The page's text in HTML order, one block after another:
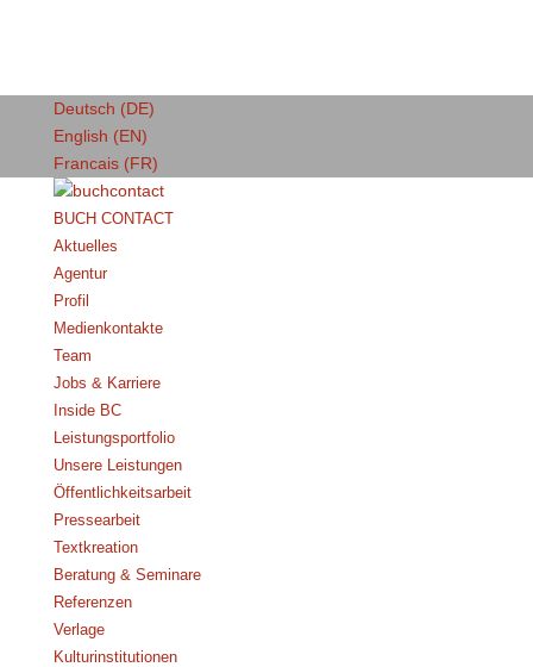
Deutsch (DE)
English (EN)
Francais (FR)
BUCH CONTACT
Aktuelles
Agentur
Profil
Medienkontakte
Team
Jobs & Karriere
Inside BC
Leistungsportfolio
Unsere Leistungen
Öffentlichkeitsarbeit
Pressearbeit
Textkreation
Beratung & Seminare
Referenzen
Verlage
Kulturinstitutionen